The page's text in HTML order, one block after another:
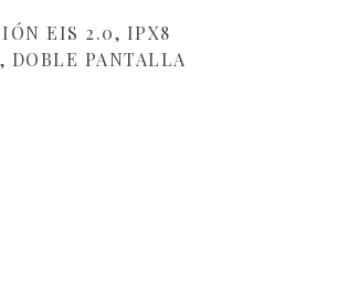
EIS 2.0, IPX8
DOBLE PANTALLA